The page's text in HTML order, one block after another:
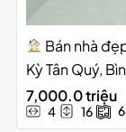
Bán nhà
Kỳ Tân Quý,
7,000.0 triệu
4 16